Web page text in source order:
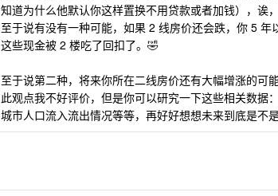
知道为什么他默认你这样置换不用贷款或者加钱），诶
至于说有没有一种可能，如果 2 线房价还会跌，你 5
这些现金被 2 楼吃了回扣了。🤣
至于说第二种，将来你所在二线房价还有大幅增涨的可能
此观点我不好评价，但是你可以研究一下这些相关数据
城市人口流入流出情况等等，再好好想想未来到底是不